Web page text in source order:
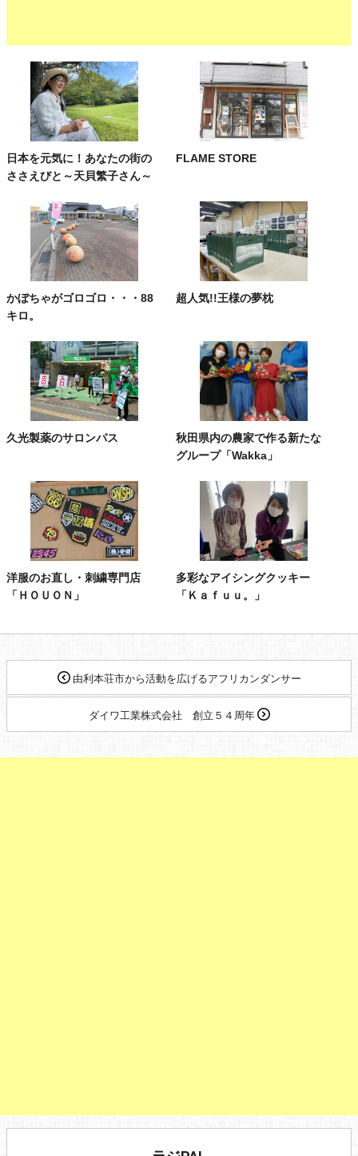
日本を元気に！あなたの街の
ささえびと～天貝繁子さん～
FLAME STORE
かぼちゃがゴロゴロ・・・88
キロ。
超人気!!王様の夢枕
久光製薬のサロンパス
秋田県内の農家で作る新たな
グループ「Wakka」
洋服のお直し・刺繍専門店
「ＨＯＵＯＮ」
多彩なアイシングクッキー
「Ｋａｆｕｕ。」
由利本荘市から活動を広げるアフリカンダンサー
ダイワ工業株式会社 創立５４周年